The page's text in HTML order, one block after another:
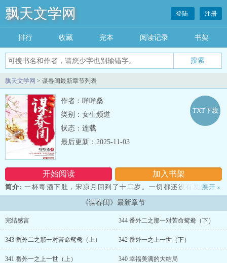
飘天文学网 登陆 注册
排行 收藏 完本 阅读记录 书架
飘天文学网 > 谋春闺最新章节列表
作者：咩咩桑
类别：女生频道
状态：连载
开始阅读 加入书架
TXT下载
最后更新：2025-11-03
简介: 一杯毒酒下肚，宋凉月回到了十二岁。一切都还没有发生，一
切都还来得及。重生过后的她，只求一世安平，可上有皇亲贵族，下
有后母庶姐，处处都是阴谋、陷害、夺爱……凉月小心翼翼，步步绸
缪，不愿再一次被命运操纵。可回过头来，好像一切都逃不开命运的
多，到底为了什么？不就是为了让我爱上你吗？告诉你，你死了这条
心！”“旁人都说我冷血无情，可我，好像对你动了情！”“凉月，告诉
我，到底要我怎么做，你才能真心待我？”凉月看着他，淡淡一
展开 »
《谋春闺》最新章节
完结感言 344 番外二之那一对苦命鸳鸯（下）
343 番外二之那一对苦命鸳鸯（上） 342 番外一之上一世（下）
341 番外一之上一世（上） 340 幸福美满的大结局